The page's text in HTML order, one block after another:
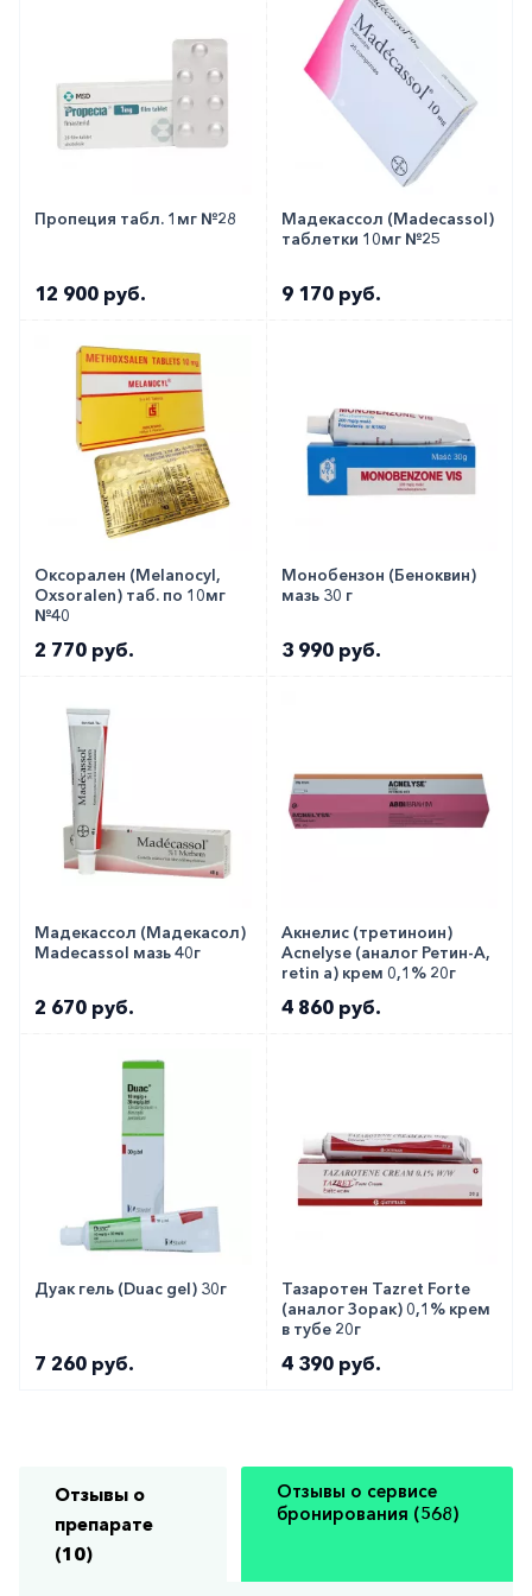
Вы можете заказать препарат с доставкой в
аптеку-партнёра в вашем городе. Для этого Вы
можете оформить бронирование на сайте или
заказать по телефону
8 800 301 52 86
(бесплатно
Пропеция табл. 1мг №28
12 900 руб.
Мадекассол (Madecassol)
таблетки 10мг №25
9 170 руб.
Оксорален (Melanocyl,
Oxsoralen) таб. по 10мг
№40
2 770 руб.
Монобензон (Беноквин)
мазь 30 г
3 990 руб.
Мадекассол (Мадекасол)
Madecassol мазь 40г
2 670 руб.
Акнелис (третиноин)
Acnelyse (аналог Ретин-А,
retin a) крем 0,1% 20г
4 860 руб.
Дуак гель (Duac gel) 30г
7 260 руб.
Тазаротен Tazret Forte
(аналог Зорак) 0,1% крем
в тубе 20г
4 390 руб.
Отзывы о
препарате
(10)
Отзывы о сервисе
бронирования (568)